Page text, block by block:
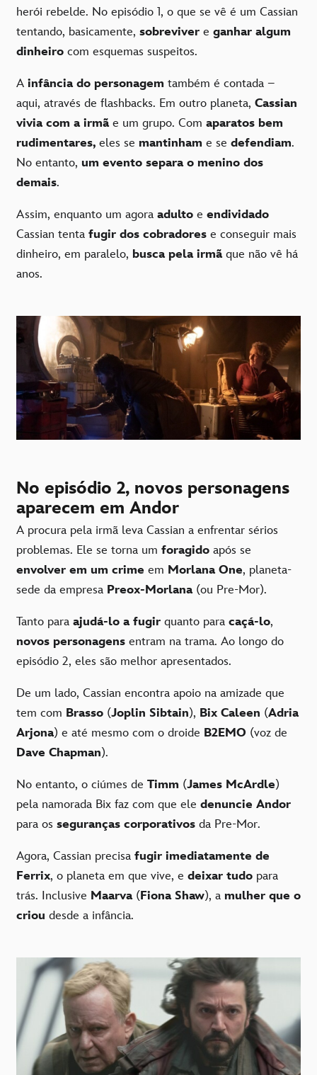
herói rebelde. No episódio 1, o que se vê é um Cassian
tentando, basicamente, sobreviver e ganhar algum
dinheiro com esquemas suspeitos.
A infância do personagem também é contada –
aqui, através de flashbacks. Em outro planeta, Cassian
vivia com a irmãe um grupo. Com aparatos bem
rudimentares, eles se mantinham e se defendiam.
No entanto, um evento separa o menino dos
demais.
Assim, enquanto um agora adulto e endividado
Cassian tenta fugir dos cobradores e conseguir mais
dinheiro, em paralelo, busca pela irmãque não vê há
anos.
No episódio 2, novos personagens
aparecem em Andor
A procura pela irmã leva Cassian a enfrentar sérios
problemas. Ele se torna um foragido após se
envolver em um crime em Morlana One, planeta-
sede da empresa Preox-Morlana(ou Pre-Mor).
Tanto para ajudá-lo a fugir quanto para caçá-lo,
novos personagens entram na trama. Ao longo do
episódio 2, eles são melhor apresentados.
De um lado, Cassian encontra apoio na amizade que
tem com Brasso (Joplin Sibtain), Bix Caleen (Adria
Arjona) e até mesmo com o droide B2EMO (voz de
Dave Chapman).
No entanto, o ciúmes de Timm (James McArdle)
pela namorada Bix faz com que ele denuncie Andor
para os seguranças corporativos da Pre-Mor.
Agora, Cassian precisa fugir imediatamente de
Ferrix, o planeta em que vive, e deixar tudo para
trás. Inclusive Maarva (Fiona Shaw), a mulher que o
criou desde a infância.